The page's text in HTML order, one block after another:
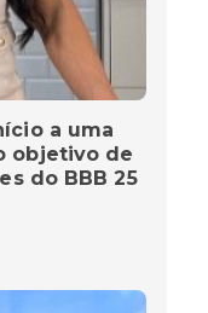
a uma
objetivo de
do BBB 25